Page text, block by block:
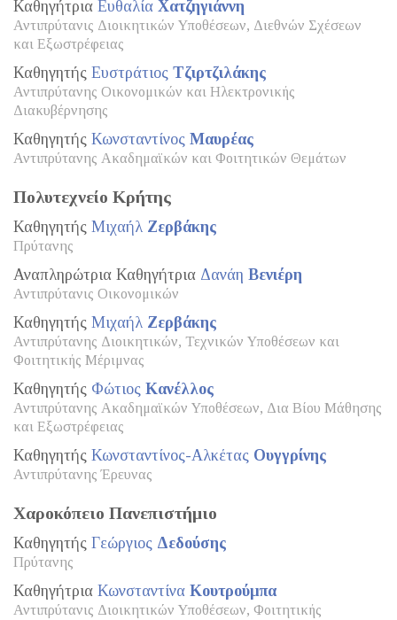
Καθηγήτρια Ευθαλία Χατζηγιάννη
Αντιπρύτανις Διοικητικών Υποθέσεων, Διεθνών Σχέσεων
και Εξωστρέφειας
Καθηγητής Ευστράτιος Τζιρτζιλάκης
Αντιπρύτανης Οικονομικών και Ηλεκτρονικής
Διακυβέρνησης
Καθηγητής Κωνσταντίνος Μαυρέας
Αντιπρύτανης Ακαδημαϊκών και Φοιτητικών Θεμάτων
Πολυτεχνείο Κρήτης
Καθηγητής Μιχαήλ Ζερβάκης
Πρύτανης
Αναπληρώτρια Καθηγήτρια Δανάη Βενιέρη
Αντιπρύτανις Οικονομικών
Καθηγητής Μιχαήλ Ζερβάκης
Αντιπρύτανης Διοικητικών, Τεχνικών Υποθέσεων και
Φοιτητικής Μέριμνας
Καθηγητής Φώτιος Κανέλλος
Αντιπρύτανης Ακαδημαϊκών Υποθέσεων, Δια Βίου Μάθησης
και Εξωστρέφειας
Καθηγητής Κωνσταντίνος-Αλκέτας Ουγγρίνης
Αντιπρύτανης Έρευνας
Χαροκόπειο Πανεπιστήμιο
Καθηγητής Γεώργιος Δεδούσης
Πρύτανης
Καθηγήτρια Κωνσταντίνα Κουτρούμπα
Αντιπρύτανις Διοικητικών Υποθέσεων, Φοιτητικής